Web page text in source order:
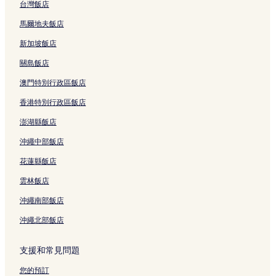
台灣飯店
馬爾地夫飯店
新加坡飯店
關島飯店
澳門特別行政區飯店
香港特別行政區飯店
澎湖縣飯店
沖繩中部飯店
花蓮縣飯店
雲林飯店
沖繩南部飯店
沖繩北部飯店
支援和常見問題
您的預訂